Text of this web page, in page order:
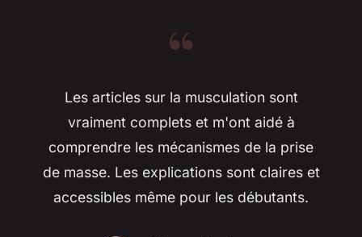
“
Les articles sur la musculation sont
vraiment complets et m'ont aidé à
comprendre les mécanismes de la prise
de masse. Les explications sont claires et
accessibles même pour les débutants.